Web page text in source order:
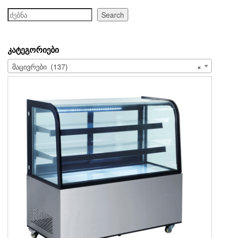
ძებნა
Search
ᲙᲐᲢᲔᲒᲝᲠᲘᲔᲑᲘ
×
მაცივრები (137)